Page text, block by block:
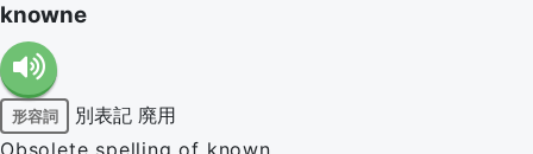
knowne
形容詞 別表記 廃用
Obsolete spelling of known